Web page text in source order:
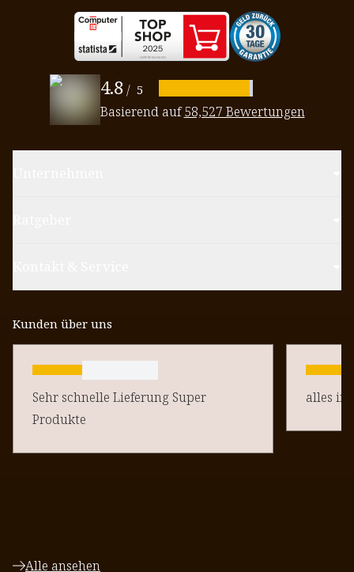
4.8 / 5
Basierend auf58,527 Bewertungen
Kunden über uns
Sehr schnelle Lieferung Super
Produkte
alles in
Alle ansehen